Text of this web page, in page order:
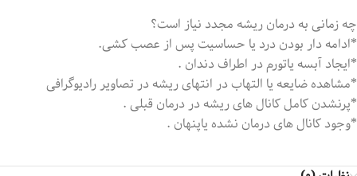
چه زمانی به درمان ریشه مجدد نیاز است؟
*ادامه دار بودن درد یا حساسیت پس از عصب کشی.
*ایجاد آبسه یاتورم در اطراف دندان .
*مشاهده ضایعه یا التهاب در انتهای ریشه در تصاویر رادیوگرافی
*پرنشدن کامل کانال های ریشه در درمان قبلی .
*وجود کانال های درمان نشده یاپنهان .